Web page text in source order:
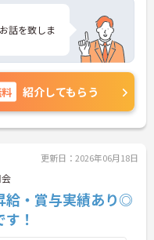
話を致しま
、
して作成く
紹介してもらう
更新日：2026年06月18日
給・賞与実績あり◎
！